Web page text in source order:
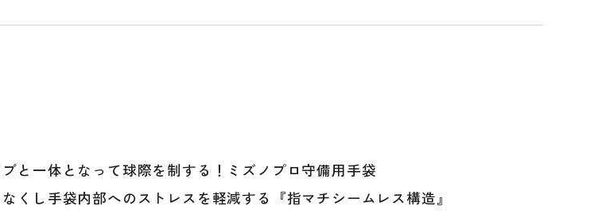
大
と一体となって球際を制する！ミズノプロ守備用手袋
くし手袋内部へのストレスを軽減する『指マチシームレス構造』